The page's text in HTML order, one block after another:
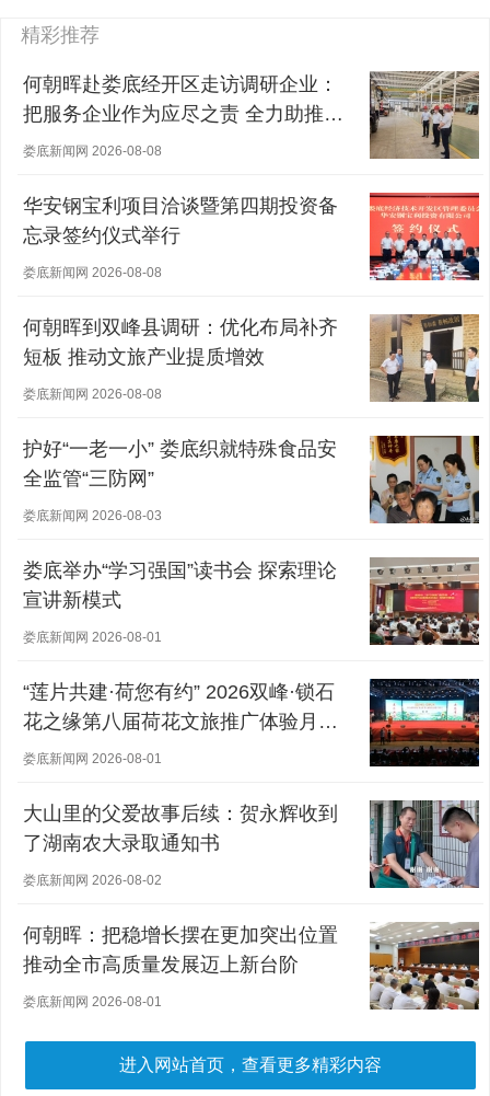
精彩推荐
何朝晖赴娄底经开区走访调研企业：
把服务企业作为应尽之责 全力助推经
营主体稳健发展
娄底新闻网 2026-08-08
华安钢宝利项目洽谈暨第四期投资备
忘录签约仪式举行
娄底新闻网 2026-08-08
何朝晖到双峰县调研：优化布局补齐
短板 推动文旅产业提质增效
娄底新闻网 2026-08-08
护好“一老一小” 娄底织就特殊食品安
全监管“三防网”
娄底新闻网 2026-08-03
娄底举办“学习强国”读书会 探索理论
宣讲新模式
娄底新闻网 2026-08-01
“莲片共建·荷您有约” 2026双峰·锁石
花之缘第八届荷花文旅推广体验月盛
大开幕
娄底新闻网 2026-08-01
大山里的父爱故事后续：贺永辉收到
了湖南农大录取通知书
娄底新闻网 2026-08-02
何朝晖：把稳增长摆在更加突出位置
推动全市高质量发展迈上新台阶
娄底新闻网 2026-08-01
进入网站首页，查看更多精彩内容